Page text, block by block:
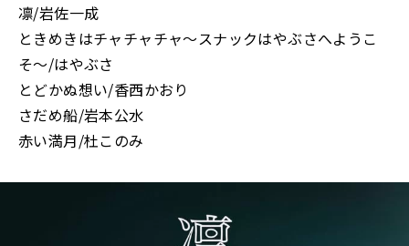
凛/岩佐一成
ときめきはチャチャチャ〜スナックはやぶさへようこ
そ〜/はやぶさ
とどかぬ想い/香西かおり
さだめ船/岩本公水
赤い満月/杜このみ